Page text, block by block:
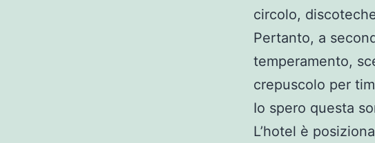
circolo,
Pertanto, a
temperamento,
crepuscolo per
Io spero questa
L’hotel è